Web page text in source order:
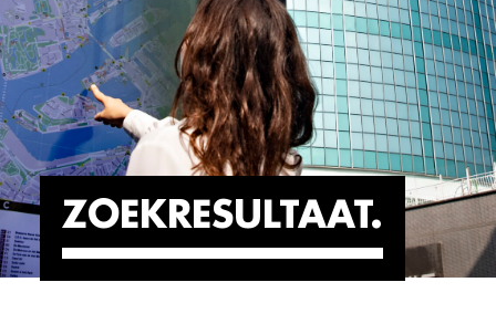
ZOEKRESULTAAT